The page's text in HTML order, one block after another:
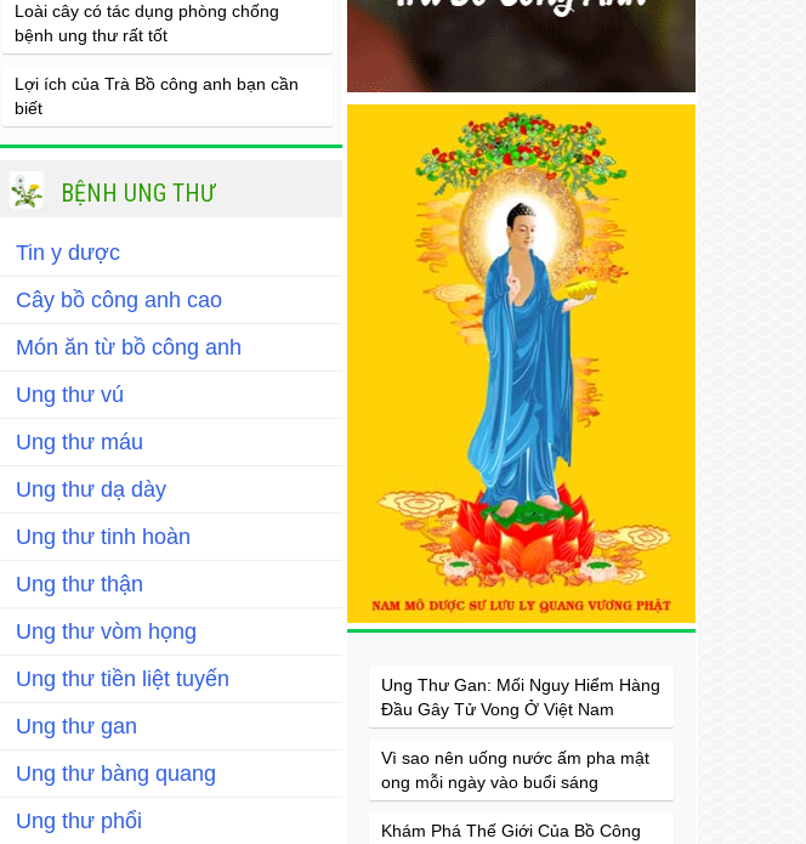
Loài cây có tác dụng phòng chống
bệnh ung thư rất tốt
Lợi ích của Trà Bồ công anh bạn cần
biết
BỆNH UNG THƯ
Tin y dược
Cây bồ công anh cao
Món ăn từ bồ công anh
Ung thư vú
Ung thư máu
Ung thư dạ dày
Ung thư tinh hoàn
Ung thư thận
Ung thư vòm họng
Ung thư tiền liệt tuyến
Ung thư gan
Ung thư bàng quang
Ung thư phổi
Ung Thư Gan: Mối Nguy Hiểm Hàng
Đầu Gây Tử Vong Ở Việt Nam
Vì sao nên uống nước ấm pha mật
ong mỗi ngày vào buổi sáng
Khám Phá Thế Giới Của Bồ Công